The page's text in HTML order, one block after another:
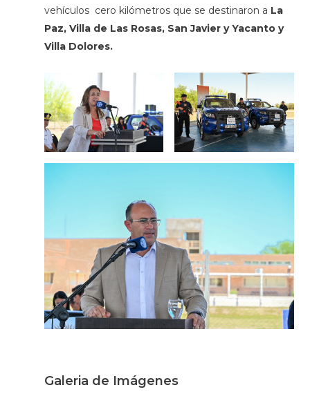
vehículos cero kilómetros que se destinaron a La
Paz, Villa de Las Rosas, San Javier y Yacanto y
Villa Dolores.
Galeria de Imágenes